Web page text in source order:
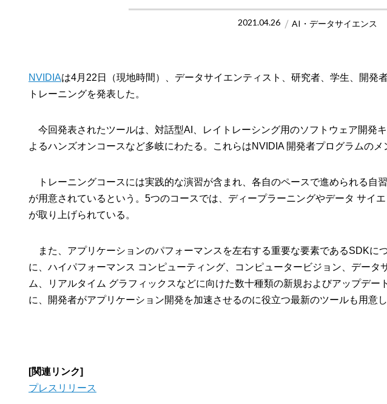
2021.04.26 AI・データサイエンス
NVIDIAは4月22日（現地時間）、データサイエンティスト、研究者、学生、開発
トレーニングを発表した。
今回発表されたツールは、対話型AI、レイトレーシング用のソフトウェア開発
よるハンズオンコースなど多岐にわたる。これらはNVIDIA 開発者プログラムのメ
トレーニングコースには実践的な演習が含まれ、各自のペースで進められる自
が用意されているという。5つのコースでは、ディープラーニングやデータ サイ
が取り上げられている。
また、アプリケーションのパフォーマンスを左右する重要な要素であるSDKに
に、ハイパフォーマンス コンピューティング、コンピュータービジョン、データ
ム、リアルタイム グラフィックスなどに向けた数十種類の新規およびアップデー
に、開発者がアプリケーション開発を加速させるのに役立つ最新のツールも用意し
[関連リンク]
プレスリリース